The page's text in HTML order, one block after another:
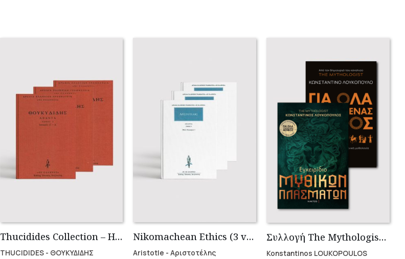
Thucidides Collection – Hardbound Edition (4 volumes)
THUCIDIDES - ΘΟΥΚΥΔΙΔΗΣ
Nikomachean Ethics (3 volumes)
Aristotle - Αριστοτέλης
Συλλογή The Mythologist (2 βιβλία)
Konstantinos LOUKOPOULOS